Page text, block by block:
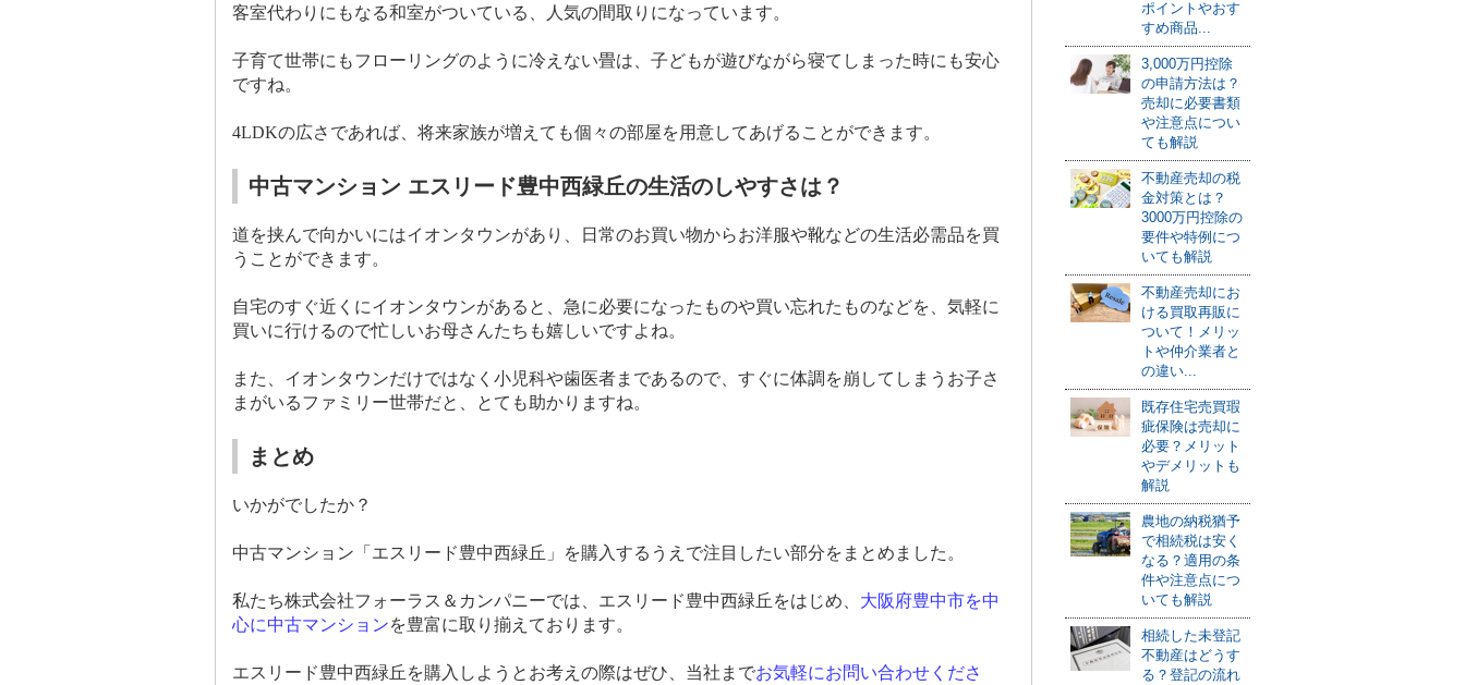
客室代わりにもなる和室がついている、人気の間取りになっています。
子育て世帯にもフローリングのように冷えない畳は、子どもが遊びながら寝てしまった時にも安心
ですね。
4LDKの広さであれば、将来家族が増えても個々の部屋を用意してあげることができます。
中古マンション エスリード豊中西緑丘の生活のしやすさは？
道を挟んで向かいにはイオンタウンがあり、日常のお買い物からお洋服や靴などの生活必需品を買
うことができます。
自宅のすぐ近くにイオンタウンがあると、急に必要になったものや買い忘れたものなどを、気軽に
買いに行けるので忙しいお母さんたちも嬉しいですよね。
また、イオンタウンだけではなく小児科や歯医者まであるので、すぐに体調を崩してしまうお子さ
まがいるファミリー世帯だと、とても助かりますね。
まとめ
いかがでしたか？
中古マンション「エスリード豊中西緑丘」 を購入するうえで注目したい部分をまとめました。
私たち株式会社フォーラス＆カンパニーでは、エスリード豊中西緑丘をはじめ、 大阪府豊中市を中
心に中古マンションを豊富に取り揃えております。
エスリード豊中西緑丘を購入しようとお考えの際はぜひ、当社までお気軽にお問い合わせくださ
ポイントやおす
すめ商品...
3,000万円控除
の申請方法は？
売却に必要書類
や注意点につい
ても解説
不動産売却の税
金対策とは？
3000万円控除の
要件や特例につ
いても解説
不動産売却にお
ける買取再販に
ついて！メリッ
トや仲介業者と
の違い...
既存住宅売買瑕
疵保険は売却に
必要？メリット
やデメリットも
解説
農地の納税猶予
で相続税は安く
なる？適用の条
件や注意点につ
いても解説
相続した未登記
不動産はどうす
る？登記の流れ